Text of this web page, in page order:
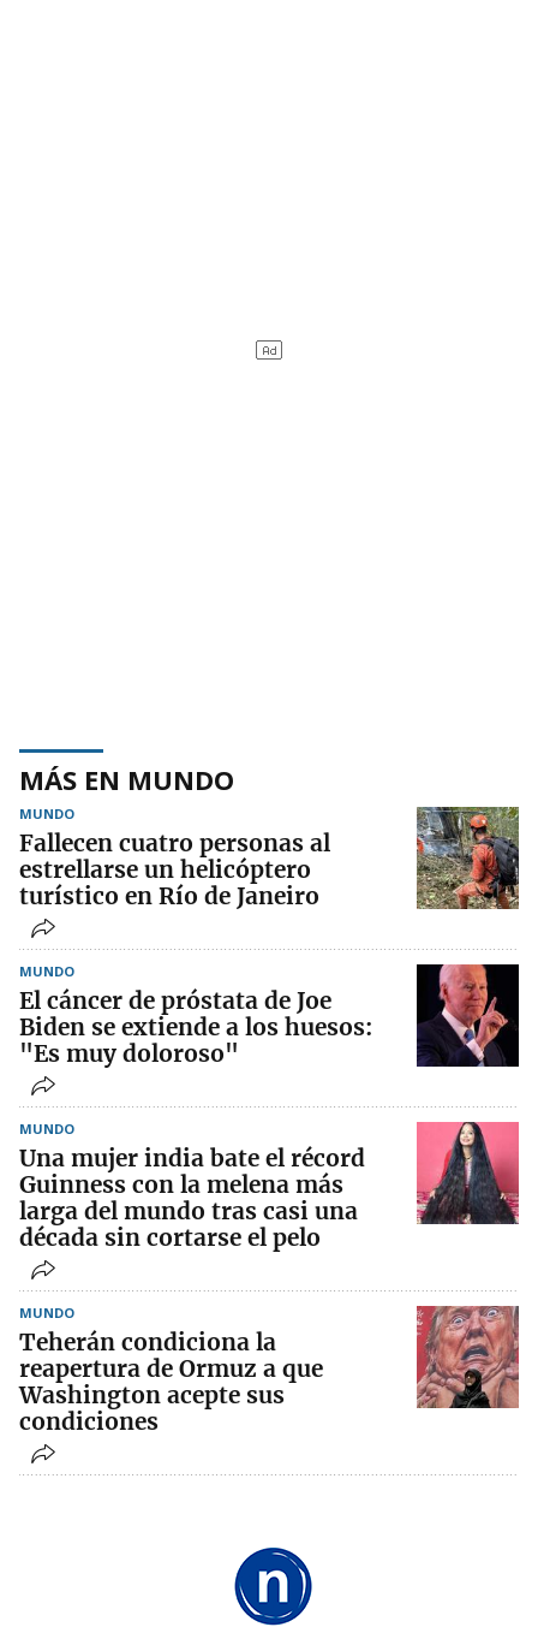
MÁS EN MUNDO
MUNDO
Fallecen cuatro personas al
estrellarse un helicóptero
turístico en Río de Janeiro
MUNDO
El cáncer de próstata de Joe
Biden se extiende a los huesos:
"Es muy doloroso"
MUNDO
Una mujer india bate el récord
Guinness con la melena más
larga del mundo tras casi una
década sin cortarse el pelo
MUNDO
Teherán condiciona la
reapertura de Ormuz a que
Washington acepte sus
condiciones